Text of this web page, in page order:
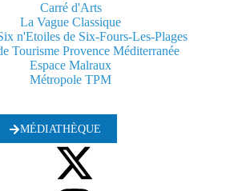
Carré d'Arts
La Vague Classique
n'Etoiles de Six-Fours-Les-Plages
Tourisme Provence Méditerranée
Espace Malraux
Métropole TPM
MÉDIATHÈQUE